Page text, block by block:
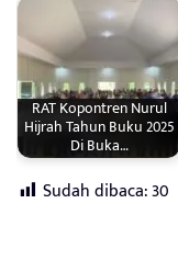
RAT Kopontren Nurul
Hijrah Tahun Buku 2025
Di Buka…
Sudah dibaca:30